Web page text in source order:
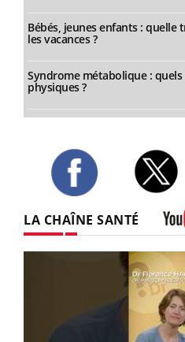
Bébés, jeunes enfants : quelle
les vacances ?
Syndrome métabolique :
physiques ?
LA CHAÎNE SANTÉ